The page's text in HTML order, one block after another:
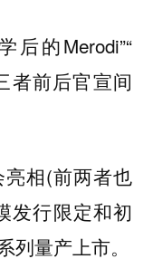
的Merodi”“
者前后官宣间
相(前两者也
发行限定和初
量产上市。